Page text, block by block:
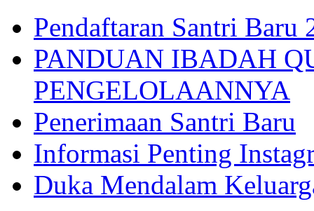
Pendaftaran Santri Baru
PANDUAN IBADAH
PENGELOLAANNYA
Penerimaan Santri Baru
Informasi Penting
Duka Mendalam